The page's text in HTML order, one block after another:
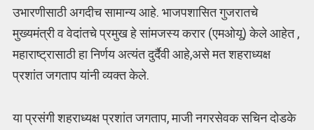
उभारणीसाठी अगदीच सामान्य आहे. भाजपशासित गुजरातचे
मुख्यमंत्री व वेदांतचे प्रमुख हे सांमजस्य करार (एमओयू) केले आहेत ,
महाराष्ट्रासाठी हा निर्णय अत्यंत दुर्दैवी आहे,असे मत शहराध्यक्ष
प्रशांत जगताप यांनी व्यक्त केले.
या प्रसंगी शहराध्यक्ष प्रशांत जगताप, माजी नगरसेवक सचिन दोडके